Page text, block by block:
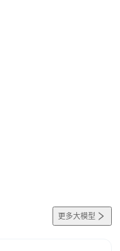
更多大模型